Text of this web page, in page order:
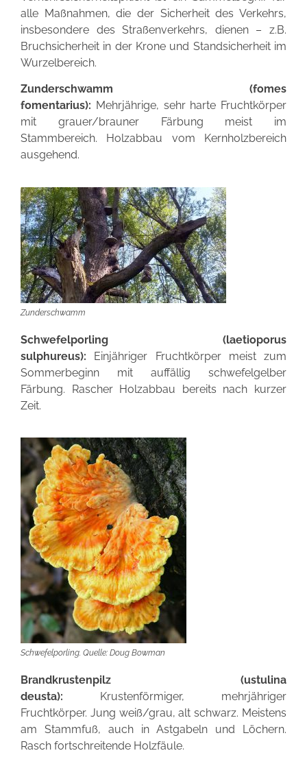
alle Maßnahmen, die der Sicherheit des Verkehrs,
insbesondere des Straßenverkehrs, dienen – z.B.
Bruchsicherheit in der Krone und Standsicherheit im
Wurzelbereich.
Zunderschwamm (fomes
fomentarius): Mehrjährige, sehr harte Fruchtkörper
mit grauer/brauner Färbung meist im
Stammbereich. Holzabbau vom Kernholzbereich
ausgehend.
Zunderschwamm
Schwefelporling (laetioporus
sulphureus):
Einjähriger Fruchtkörper meist zum
Sommerbeginn mit auffällig schwefelgelber
Färbung. Rascher Holzabbau bereits nach kurzer
Zeit.
Schwefelporling. Quelle: Doug Bowman
Brandkrustenpilz (ustulina
deusta):
Krustenförmiger, mehrjähriger
Fruchtkörper. Jung weiß/grau, alt schwarz. Meistens
am Stammfuß, auch inAstgabeln und Löchern.
Rasch fortschreitende Holzfäule.